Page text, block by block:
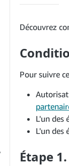
Découvrez
Pour suivre
L'un des
L'un des
Étape